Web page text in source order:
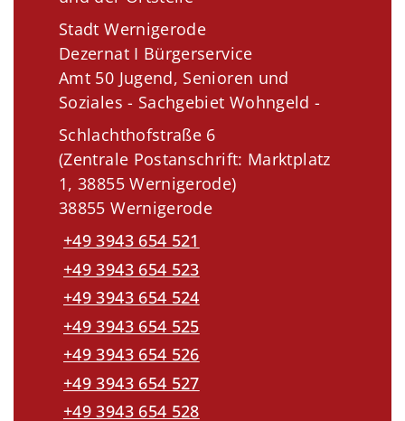
Stadt Wernigerode
Dezernat I Bürgerservice
Amt 50 Jugend, Senioren und
Soziales - Sachgebiet Wohngeld -
Schlachthofstraße 6
(Zentrale Postanschrift: Marktplatz
1, 38855 Wernigerode)
38855 Wernigerode
+49 3943 654 521
+49 3943 654 523
+49 3943 654 524
+49 3943 654 525
+49 3943 654 526
+49 3943 654 527
+49 3943 654 528